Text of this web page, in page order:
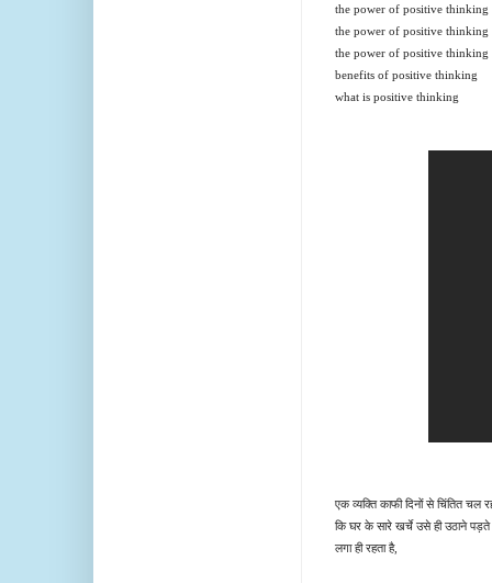
the power of positive thinking
the power of positive thinking
the power of positive thinking
benefits of positive thinking
what is positive thinking
एक व्यक्ति काफी दिनों से चिंतित चल
कि घर के सारे खर्चे उसे ही उठाने पड़ते
लगा ही रहता है,